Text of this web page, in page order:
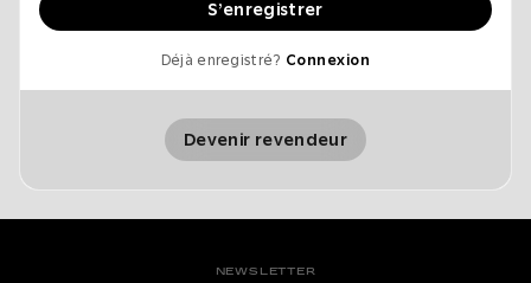
S’enregistrer
Déjà enregistré? Connexion
Devenir revendeur
NEWSLETTER